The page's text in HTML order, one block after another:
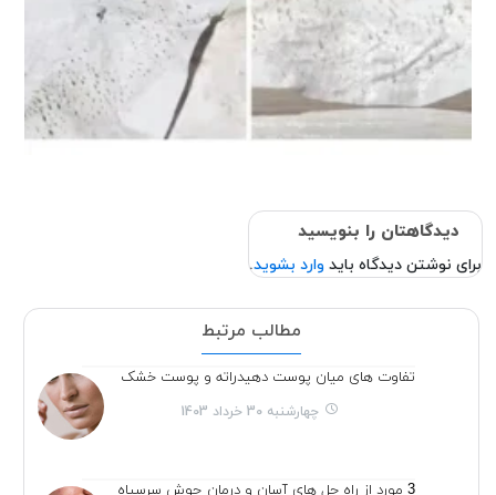
دیدگاهتان را بنویسید
برای نوشتن دیدگاه باید وارد بشوید.
مطالب مرتبط
تفاوت های میان پوست دهیدراته و پوست خشک
چهارشنبه 30 خرداد 1403
3 مورد از راه حل های آسان و درمان جوش سرسیاه